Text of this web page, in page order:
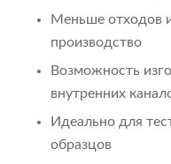
Меньше отходов
производство
Возможность
внутренних
Идеально для
образцов